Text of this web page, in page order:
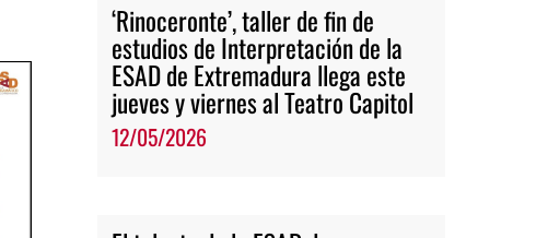
‘Rinoceronte’, taller de fin de
estudios de Interpretación de la
ESAD de Extremadura llega este
jueves y viernes al Teatro Capitol
12/05/2026